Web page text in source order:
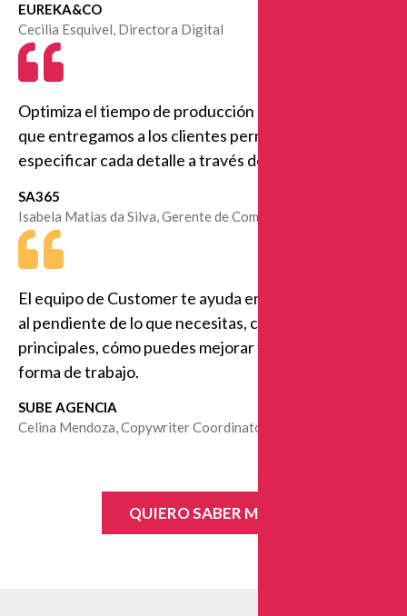
EUREKA&CO
Cecilia Esquivel, Directora Digital
Optimiza el tiempo de producción de los informes
que entregamos a los clientes permitiéndonos
especificar cada detalle a través de etiquetas.
SA365
Isabela Matias da Silva, Gerente de Comunidades
El equipo de Customer te ayuda en todo. Están muy
al pendiente de lo que necesitas, cuáles son tus pains
principales, cómo puedes mejorar tu escucha y tu
forma de trabajo.
SUBE AGENCIA
Celina Mendoza, Copywriter Coordinator
QUIERO SABER MÁS